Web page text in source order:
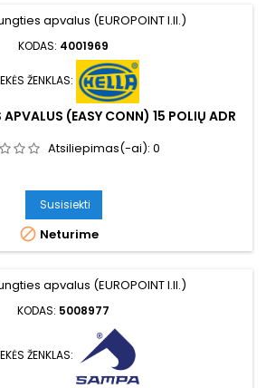
KODAS: 4001969
ŽENKLAS:
(EASY CONN) 15 POLIŲ ADR
Atsiliepimas(-ai): 0
Susisiekti
 Neturime
KODAS: 5008977
ŽENKLAS: